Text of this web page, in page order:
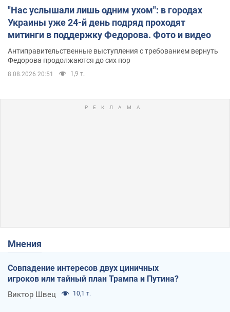
"Нас услышали лишь одним ухом": в городах
Украины уже 24-й день подряд проходят
митинги в поддержку Федорова. Фото и видео
Антиправительственные выступления с требованием вернуть
Федорова продолжаются до сих пор
8.08.2026 20:51 1,9 т.
Мнения
Совпадение интересов двух циничных
игроков или тайный план Трампа и Путина?
Виктор Швец 10,1 т.